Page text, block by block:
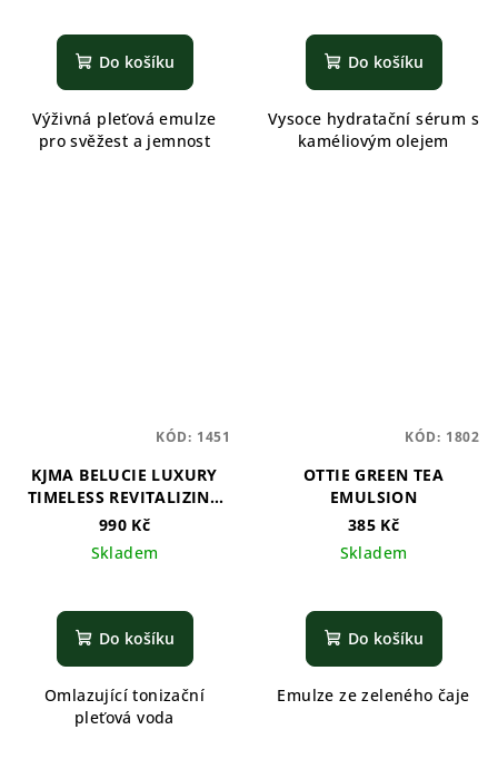
Do košíku
Výživná pleťová emulze
pro svěžest a jemnost
Do košíku
Vysoce hydratační sérum s
kaméliovým olejem
KJMA BELUCIE LUXURY
TIMELESS REVITALIZING
SKIN
990 Kč
Skladem
Do košíku
Omlazující tonizační
pleťová voda
KÓD: 1451
OTTIE GREEN TEA
EMULSION
385 Kč
Skladem
Do košíku
Emulze ze zeleného čaje
KÓD: 1802